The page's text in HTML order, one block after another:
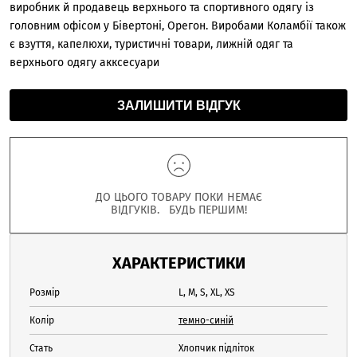
виробник й продавець верхнього та спортивного одягу із
головним офісом у Бівертоні, Орегон. Виробами Коламбії також
є взуття, капелюхи, туристичні товари, лижній одяг та
верхнього одягу акксесуари
ЗАЛИШИТИ ВІДГУК
ДО ЦЬОГО ТОВАРУ ПОКИ НЕМАЄ
ВІДГУКІВ. БУДЬ ПЕРШИМ!
ХАРАКТЕРИСТИКИ
Розмір L, M, S, XL, XS
Колір темно-синій
Стать Хлопчик підліток